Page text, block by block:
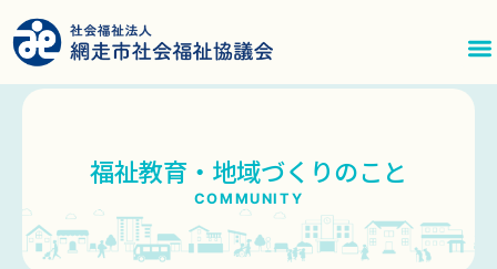
容
を
福祉教育・地域づくりのこと
COMMUNITY